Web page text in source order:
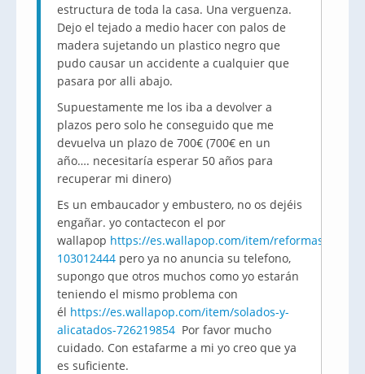
estructura de toda la casa. Una verguenza.
Dejo el tejado a medio hacer con palos de
madera sujetando un plastico negro que
pudo causar un accidente a cualquier que
pasara por alli abajo.
Supuestamente me los iba a devolver a
plazos pero solo he conseguido que me
devuelva un plazo de 700€ (700€ en un
año…. necesitaría esperar 50 años para
recuperar mi dinero)
Es un embaucador y embustero, no os dejéis
engañar. yo contactecon el por
wallapop https://es.wallapop.com/item/reformas-
103012444 pero ya no anuncia su telefono,
supongo que otros muchos como yo estarán
teniendo el mismo problema con
él https://es.wallapop.com/item/solados-y-
alicatados-726219854 Por favor mucho
cuidado. Con estafarme a mi yo creo que ya
es suficiente.